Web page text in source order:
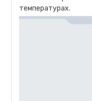
температурах.